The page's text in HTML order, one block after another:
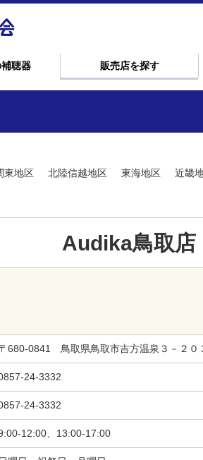
聴器 販売店を探す
東地区 北陸信越地区 東海地区 近畿
Audika鳥取店
680-0841 鳥取県鳥取市吉方温泉３－２０
24-3332
24-3332
12:00、13:00-17:00